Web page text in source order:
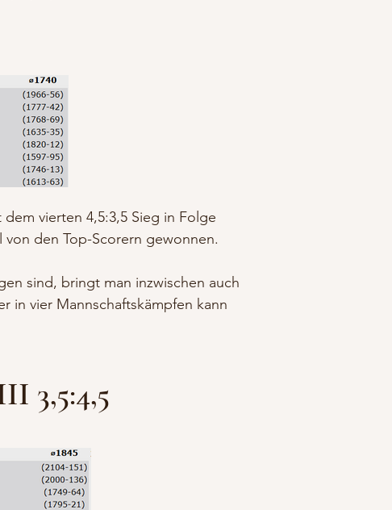
vierten 4,5:3,5 Sieg in Folge
den Top-Scorern gewonnen.
sind, bringt man inzwischen auch
in vier Mannschaftskämpfen kann
3,5:4,5